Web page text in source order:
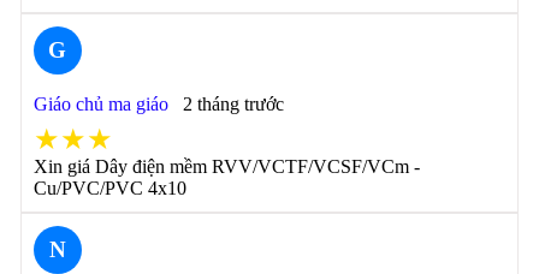
G
Giáo chủ ma giáo 2 tháng trước
★★★
Xin giá Dây điện mềm RVV/VCTF/VCSF/VCm -
Cu/PVC/PVC 4x10
N